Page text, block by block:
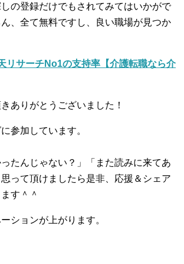
の登録だけでもされてみてはいかがで
、全て無料ですし、良い職場が見つか
リサーチNo1の支持率【介護転職なら介
ありがとうございました！
参加しています。
たんじゃない？」「また読みに来てあ
って頂けましたら是非、応援＆シェア
す＾＾
ションが上がります。